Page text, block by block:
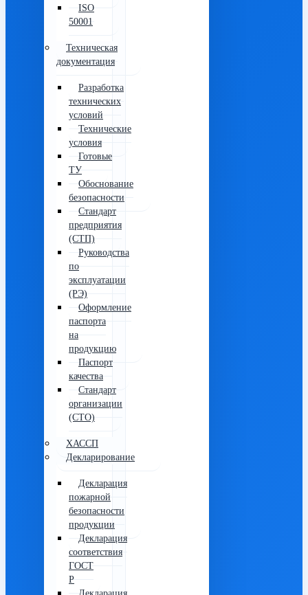
ISO
50001
Техническая
документация
Разработка
технических
условий
Технические
условия
Готовые
ТУ
Обоснование
безопасности
Стандарт
предприятия
(СТП)
Руководства
по
эксплуатации
(РЭ)
Оформление
паспорта
на
продукцию
Паспорт
качества
Стандарт
организации
(СТО)
ХАССП
Декларирование
Декларация
пожарной
безопасности
продукции
Декларация
соответствия
ГОСТ
Р